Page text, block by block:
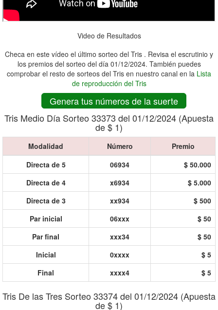
Video de Resultados
Checa en este vídeo el último sorteo del Tris . Revisa el escrutinio y
los premios del sorteo del día 01/12/2024. También puedes
comprobar el resto de sorteos del Tris en nuestro canal en la Lista
de reproducción del Tris
Genera tus números de la suerte
Tris Medio Día Sorteo 33373 del 01/12/2024 (Apuesta
de $ 1)
Modalidad Número
Premio
Directa de 5
06934
$ 50.000
Directa de 4
x6934
$ 5.000
Directa de 3
xx934
$ 500
Par inicial
06xxx
$ 50
Par final
xxx34
$ 50
Inicial
0xxxx
$ 5
Final
xxxx4 $ 5
Tris De las Tres Sorteo 33374 del 01/12/2024 (Apuesta
de $ 1)